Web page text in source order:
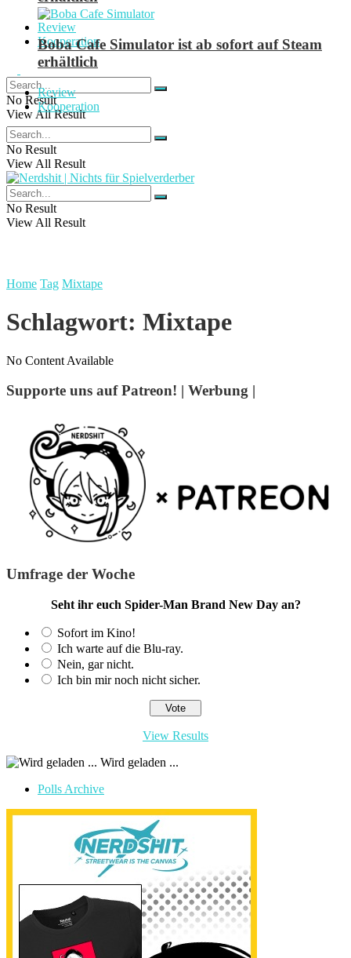
Review
Kooperation
No Result
View All Result
Boba Cafe Simulator ist ab sofort auf Steam
erhältlich
Review
Kooperation
No Result
View All Result
No Result
View All Result
Home Tag Mixtape
Schlagwort: Mixtape
No Content Available
Supporte uns auf Patreon! | Werbung |
Umfrage der Woche
Seht ihr euch Spider-Man Brand New Day an?
Sofort im Kino!
Ich warte auf die Blu-ray.
Nein, gar nicht.
Ich bin mir noch nicht sicher.
View Results
Wird geladen ...
Polls Archive